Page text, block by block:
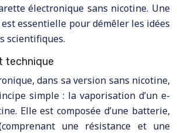
électronique sans nicotine. Une
essentielle pour démêler les idées
scientifiques.
technique
dans sa version sans nicotine,
simple : la vaporisation d’un e-
Elle est composée d’une batterie,
une résistance et une